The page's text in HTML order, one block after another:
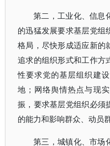
第二，工业化、信息
的迅猛发展要求基层党组
格局，尽快形成适应新的
追求的组织形式和工作方
性要求党的基层组织建
地；网络舆情热点与现
振，要求基层党组织必须
的能力和影响群众、动员
第三，城镇化、市场